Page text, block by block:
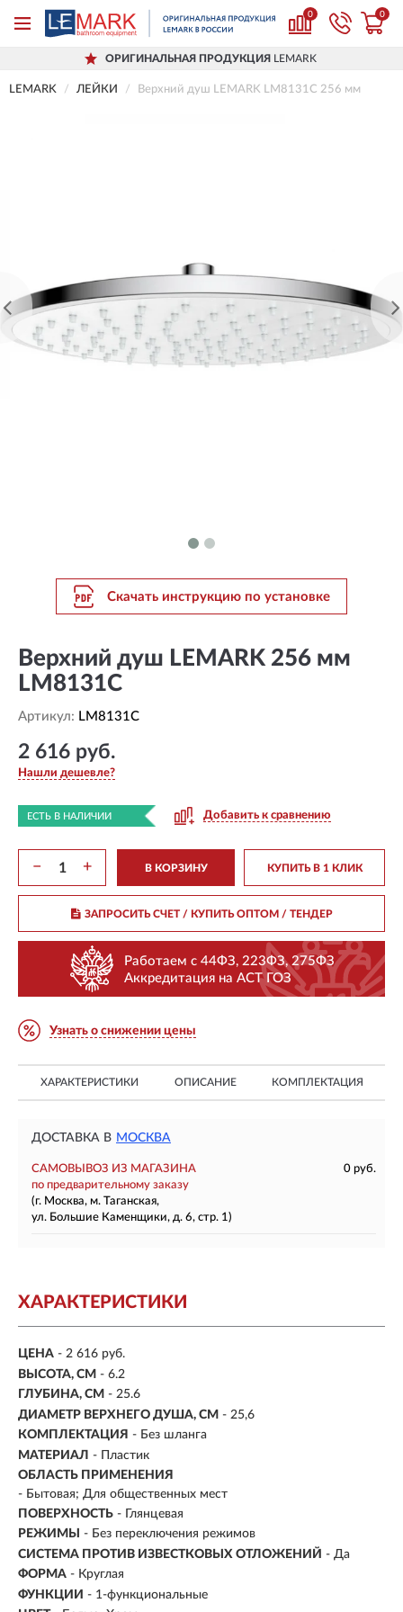
0 0
ОРИГИНАЛЬНАЯ ПРОДУКЦИЯ LEMARK
LEMARK ЛЕЙКИ Верхний душ LEMARK LM8131C 256 мм
Скачать инструкцию по установке
Верхний душ LEMARK 256 мм
LM8131C
Артикул: LM8131C
2 616 руб.
Нашли дешевле?
ЕСТЬ В НАЛИЧИИ Добавить к сравнению
− + В КОРЗИНУ КУПИТЬ В 1 КЛИК
ЗАПРОСИТЬ СЧЕТ / КУПИТЬ ОПТОМ/ ТЕНДЕР
Работаем с 44ФЗ, 223ФЗ, 275ФЗ
Аккредитация на АСТ ГОЗ
Узнать о снижении цены
ХАРАКТЕРИСТИКИ ОПИСАНИЕ КОМПЛЕКТАЦИЯ
ДОСТАВКА В МОСКВА
САМОВЫВОЗ ИЗ МАГАЗИНА
0 руб.
по предварительному заказу
(г. Москва, м. Таганская,
ул. Большие Каменщики, д. 6, стр. 1)
ХАРАКТЕРИСТИКИ
ЦЕНА - 2 616 руб.
ВЫСОТА, СМ - 6.2
ГЛУБИНА, СМ - 25.6
ДИАМЕТР ВЕРХНЕГО ДУША, СМ - 25,6
КОМПЛЕКТАЦИЯ - Без шланга
МАТЕРИАЛ - Пластик
ОБЛАСТЬ ПРИМЕНЕНИЯ
- Бытовая; Для общественных мест
ПОВЕРХНОСТЬ - Глянцевая
РЕЖИМЫ
- Без переключения режимов
СИСТЕМА ПРОТИВ ИЗВЕСТКОВЫХ ОТЛОЖЕНИЙ - Да
ФОРМА - Круглая
ФУНКЦИИ - 1-функциональные